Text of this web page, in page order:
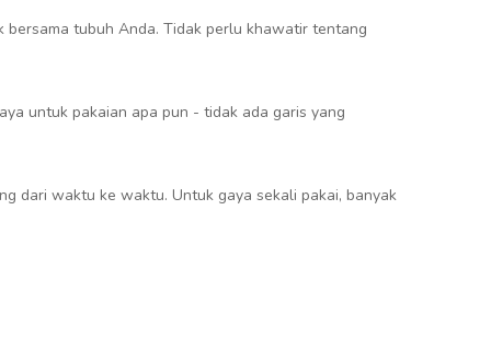
tubuh Anda. Tidak perlu khawatir tentang
untuk pakaian apa pun - tidak ada garis yang
dari waktu ke waktu. Untuk gaya sekali pakai, banyak